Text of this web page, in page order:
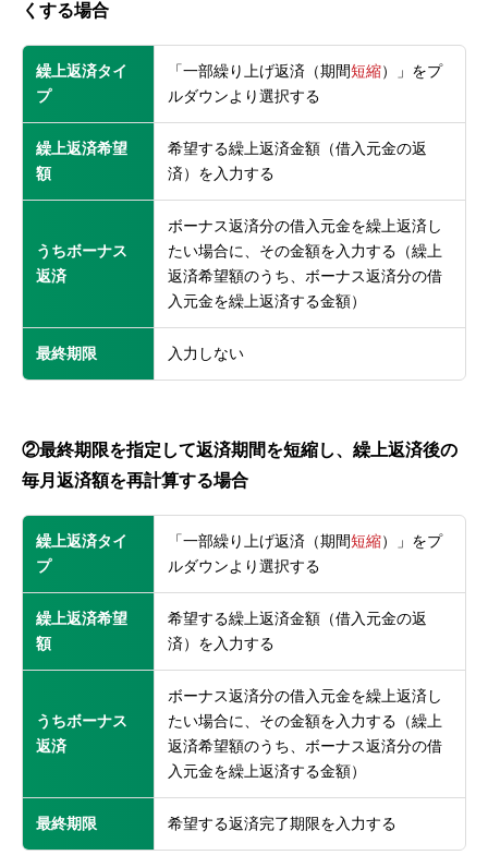
くする場合
繰上返済タイ
プ
「一部繰り上げ返済（期間短縮）」をプ
ルダウンより選択する
繰上返済希望
額
希望する繰上返済金額（借入元金の返
済）を入力する
うちボーナス
返済
ボーナス返済分の借入元金を繰上返済し
たい場合に、その金額を入力する（繰上
返済希望額のうち、ボーナス返済分の借
入元金を繰上返済する金額）
最終期限 入力しない
②最終期限を指定して返済期間を短縮し、繰上返済後の
毎月返済額を再計算する場合
繰上返済タイ
プ
「一部繰り上げ返済（期間短縮）」をプ
ルダウンより選択する
繰上返済希望
額
希望する繰上返済金額（借入元金の返
済）を入力する
うちボーナス
返済
ボーナス返済分の借入元金を繰上返済し
たい場合に、その金額を入力する（繰上
返済希望額のうち、ボーナス返済分の借
入元金を繰上返済する金額）
最終期限 希望する返済完了期限を入力する